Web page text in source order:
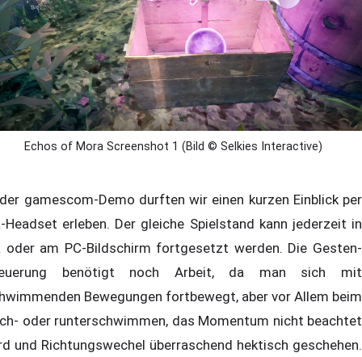
Echos of Mora Screenshot 1 (Bild © Selkies Interactive)
gamescom-Demo durften wir einen kurzen Einblick per
Headset erleben. Der gleiche Spielstand kann jederzeit in
oder am PC-Bildschirm fortgesetzt werden. Die Gesten-
benötigt noch Arbeit, da man sich mit
Bewegungen fortbewegt, aber vor Allem beim
oder runterschwimmen, das Momentum nicht beachtet
und Richtungswechel überraschend hektisch geschehen.